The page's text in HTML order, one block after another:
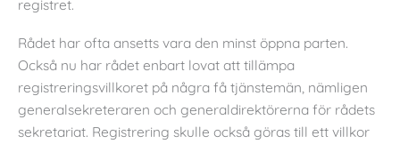
registret.
Rådet har ofta ansetts vara den minst öppna parten.
Också nu har rådet enbart lovat att tillämpa
registreringsvillkoret på några få tjänstemän, nämligen
generalsekreteraren och generaldirektörerna för rådets
sekretariat. Registrering skulle också göras till ett villkor